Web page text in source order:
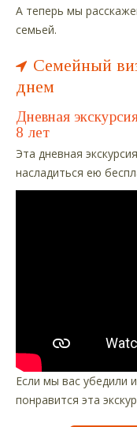
А теперь мы
семьей.
Семейный
днем
Дневная
8 лет
Эта дневная
насладиться ею
Если мы вас убедили
понравится эта